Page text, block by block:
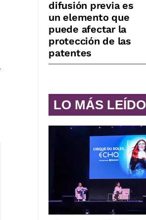
difusión previa es
un elemento que
puede afectar la
protección de las
patentes
LO MÁS LEÍDO